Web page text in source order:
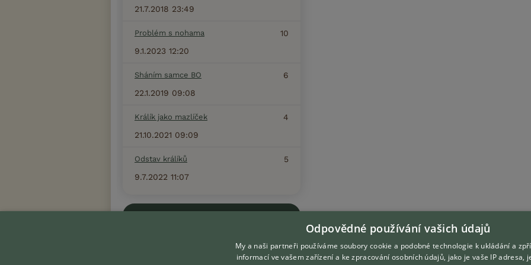
21.7.2018 23:49
Problém s nohama
10
9.1.2023 12:20
Sháním samce BO
6
22.1.2019 09:08
Králík jako mazlíček
4
21.10.2021 09:09
Odstav králíků
5
9.7.2022 11:07
Odpovědné používání vašich údajů
My a naši partneři používáme soubory cookie a podobné technologie k ukládání a
informací ve vašem zařízení a ke zpracování osobních údajů, jako je vaše IP adresa,